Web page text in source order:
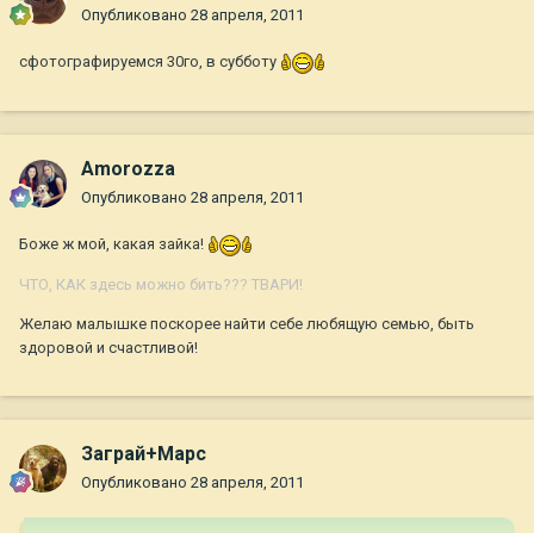
Опубликовано 28 апреля, 2011
сфотографируемся 30го, в субботу
Amorozza
Опубликовано 28 апреля, 2011
Боже ж мой, какая зайка!
ЧТО, КАК здесь можно бить??? ТВАРИ!
Желаю малышке поскорее найти себе любящую семью, быть
здоровой и счастливой!
Заграй+Марс
Опубликовано 28 апреля, 2011